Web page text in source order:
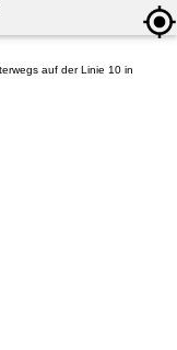
auf der Linie 10 in